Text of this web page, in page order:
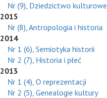
Nr (9), Dziedzictwo kulturowe
2015
Nr (8), Antropologia i historia
2014
Nr 1 (6), Semiotyka historii
Nr 2 (7), Historia i płeć
2013
Nr 1 (4), O reprezentacji
Nr 2 (5), Genealogie kultury